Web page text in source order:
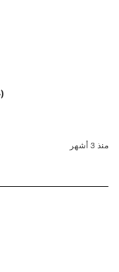
شرائط اختبار الكيتون من GKI (عبوة 60 شريطًا)
منذ 3 أشهر